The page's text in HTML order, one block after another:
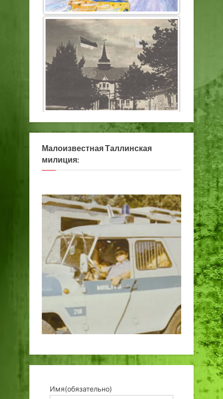
Малоизвестная Таллинская
милиция:
Имя(обязательно)